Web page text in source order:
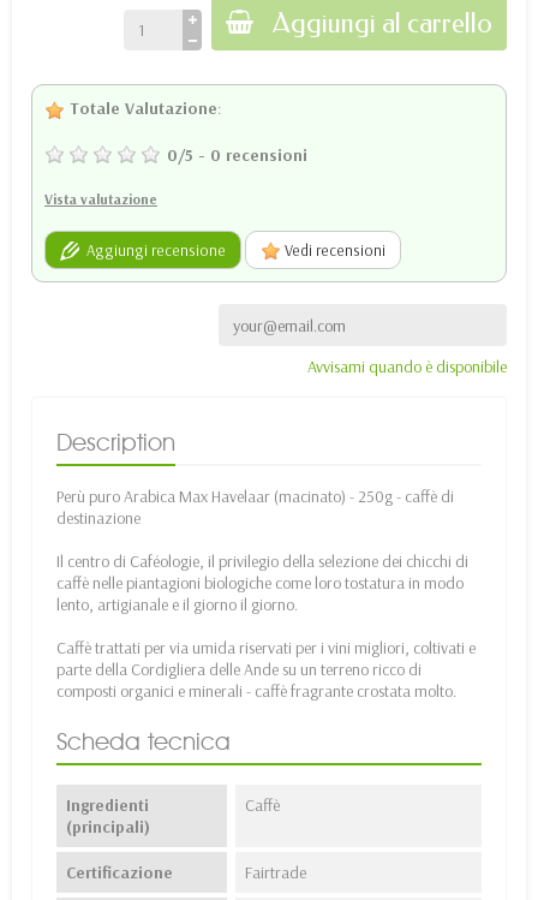
Aggiungi al carrello
Totale Valutazione:
0/5 - 0 recensioni
Vista valutazione
Aggiungi recensione Vedi recensioni
Avvisami quando è disponibile
Description
Perù puro Arabica Max Havelaar (macinato) - 250g - caffè di
destinazione
Il centro di Caféologie, il privilegio della selezione dei chicchi di
caffè nelle piantagioni biologiche come loro tostatura in modo
lento, artigianale e il giorno il giorno.
Caffè trattati per via umida riservati per i vini migliori, coltivati e
parte della Cordigliera delle Ande su un terreno ricco di
composti organici e minerali - caffè fragrante crostata molto.
Scheda tecnica
Ingredienti
(principali)
Caffè
Certificazione Fairtrade